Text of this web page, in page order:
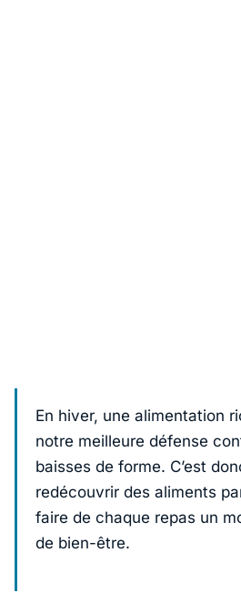
En hiver, une alimentation
notre meilleure défense
baisses de forme. C’est
redécouvrir des aliments
faire de chaque repas un
de bien-être.